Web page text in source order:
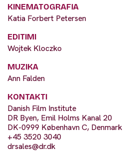
KINEMATOGRAFIA
Katia Forbert Petersen
EDITIMI
Wojtek Kloczko
MUZIKA
Ann Falden
KONTAKTI
Danish Film Institute
DR Byen, Emil Holms Kanal 20
DK-0999 København C, Denmark
+45 3520 3040
drsales@dr.dk